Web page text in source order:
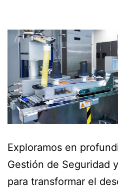
Exploramos en
Gestión de Seguridad
para transformar el